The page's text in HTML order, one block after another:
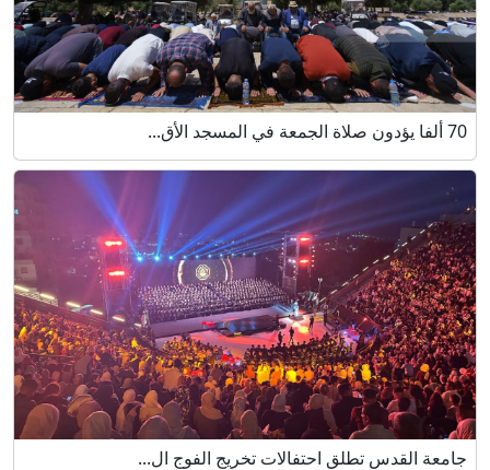
70 ألفا يؤدون صلاة الجمعة في المسجد الأق...
جامعة القدس تطلق احتفالات تخريج الفوج ال...